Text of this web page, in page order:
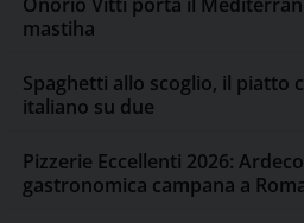
mastiha
Spaghetti allo scoglio, il piatto
italiano su due
Pizzerie Eccellenti 2026:
gastronomica campana a